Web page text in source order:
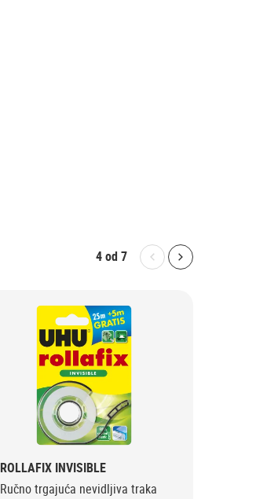
4od 7
ROLLAFIX INVISIBLE
Ručno trgajuća nevidljiva traka